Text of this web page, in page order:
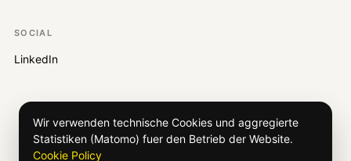
SOCIAL
LinkedIn
Wir verwenden technische Cookies und aggregierte
Statistiken (Matomo) fuer den Betrieb der Website.
Cookie Policy